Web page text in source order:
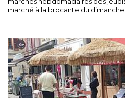
marché à la brocante du dimanche